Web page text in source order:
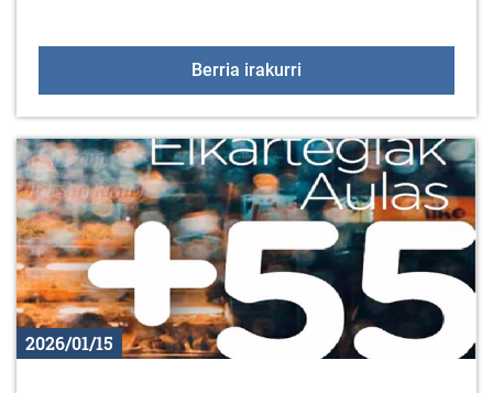
Berria irakurri
2026/01/15